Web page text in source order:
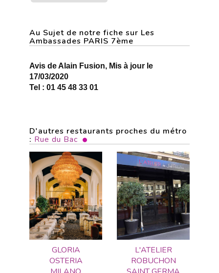
Au Sujet de notre fiche sur Les
Ambassades PARIS 7ème
Avis de Alain Fusion, Mis à jour le
17/03/2020
Tel : 01 45 48 33 01
D'autres restaurants proches du métro
: Rue du Bac
GLORIA
OSTERIA
L'ATELIER
ROBUCHON